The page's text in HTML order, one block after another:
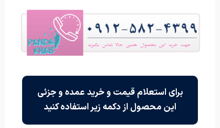
برای استعلام قیمت و خرید عمده و جزئی
این محصول از دکمه زیر استفاده کنید